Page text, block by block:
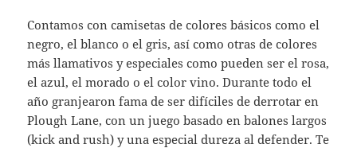
Contamos con camisetas de colores básicos como el
negro, el blanco o el gris, así como otras de colores
más llamativos y especiales como pueden ser el rosa,
el azul, el morado o el color vino. Durante todo el
año granjearon fama de ser difíciles de derrotar en
Plough Lane, con un juego basado en balones largos
(kick and rush) y una especial dureza al defender. Te